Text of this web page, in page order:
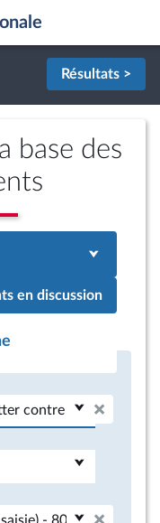
Résultats >
base des
en discussion